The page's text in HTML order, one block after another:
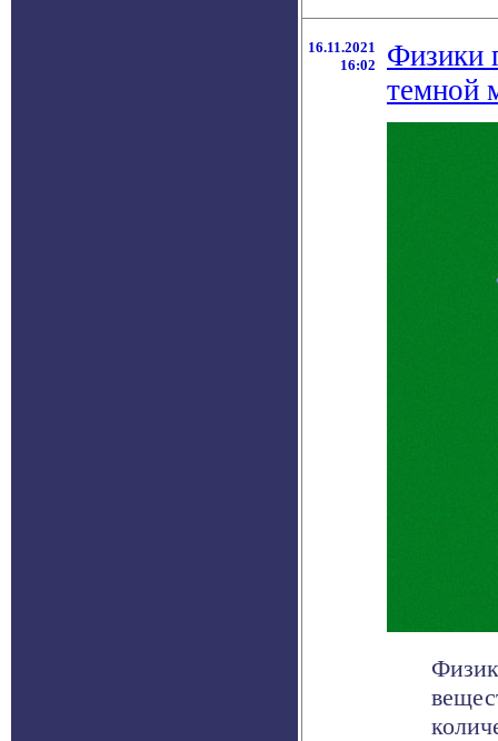
16.11.2021
16:02
Физики
темной